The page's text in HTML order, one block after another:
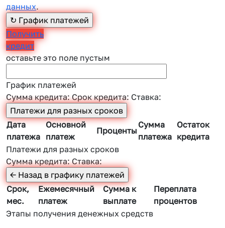
данных.
Получить
кредит
оставьте это поле пустым
График платежей
Сумма кредита:Срок кредита: Ставка:
Дата
платежа
Основной
платеж
Проценты
Сумма
платежа
Остаток
кредита
Платежи для разных сроков
Сумма кредита:Ставка:
Срок,
мес.
Ежемесячный
платеж
Сумма к
выплате
Переплата
процентов
Этапы получения денежных средств